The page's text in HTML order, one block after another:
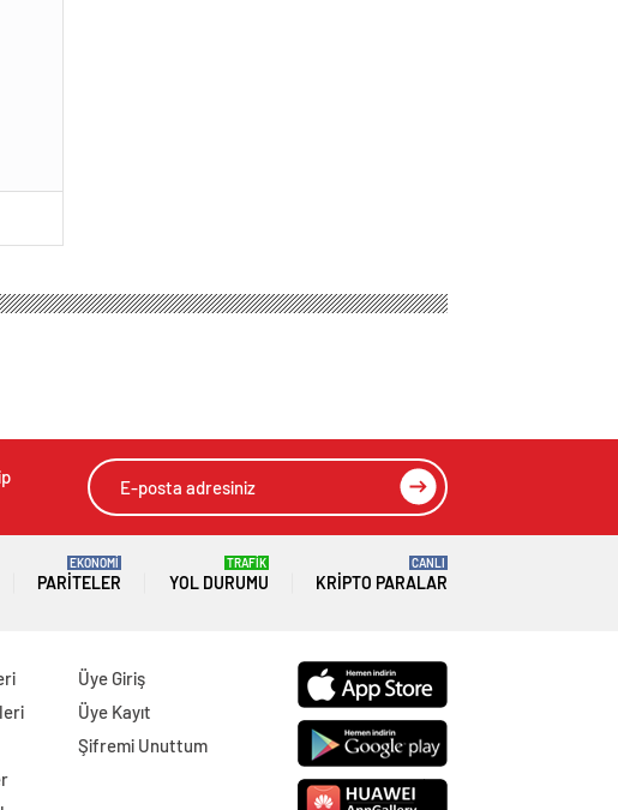
PARITELER
EKONOMİ
YOL DURUMU
TRAFİK
KRIPTO PARALAR
CANLI
Üye Giriş
Üye Kayıt
Şifremi Unuttum